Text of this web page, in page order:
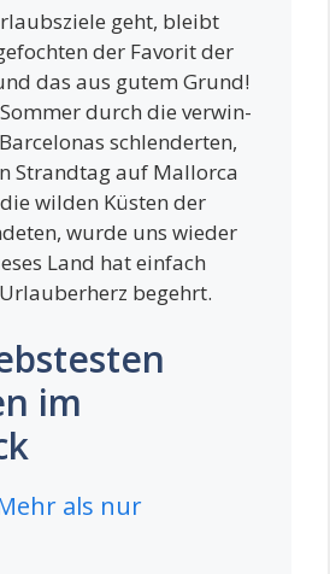
geht, bleibt
der Favo­rit der
das aus gutem Grund!
durch die ver­win­
schlen­der­ten,
Strand­tag auf Mal­lor­ca
wil­den Küs­ten der
wur­de uns wie­der
Land hat ein­fach
begehrt.
im
als nur